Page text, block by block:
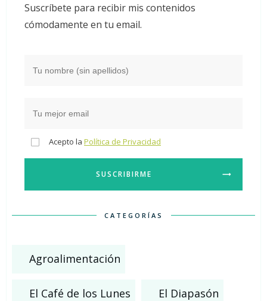
Suscríbete para recibir mis contenidos
cómodamente en tu email.
Acepto la Política de Privacidad
SUSCRIBIRME
CATEGORÍAS
Agroalimentación
El Café de los Lunes El Diapasón